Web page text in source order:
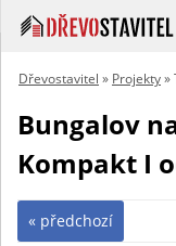
Dřevostavitel » Projekty»
Bungalov
Kompakt I
« předchozí